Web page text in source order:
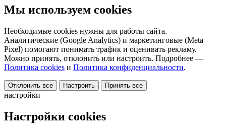
Мы используем cookies
Необходимые cookies нужны для работы сайта.
Аналитические (Google Analytics) и маркетинговые (Meta
Pixel) помогают понимать трафик и оценивать рекламу.
Можно принять, отклонить или настроить. Подробнее —
Политика cookies и Политика конфиденциальности.
Отклонить все Настроить Принять все
настройки
Настройки cookies